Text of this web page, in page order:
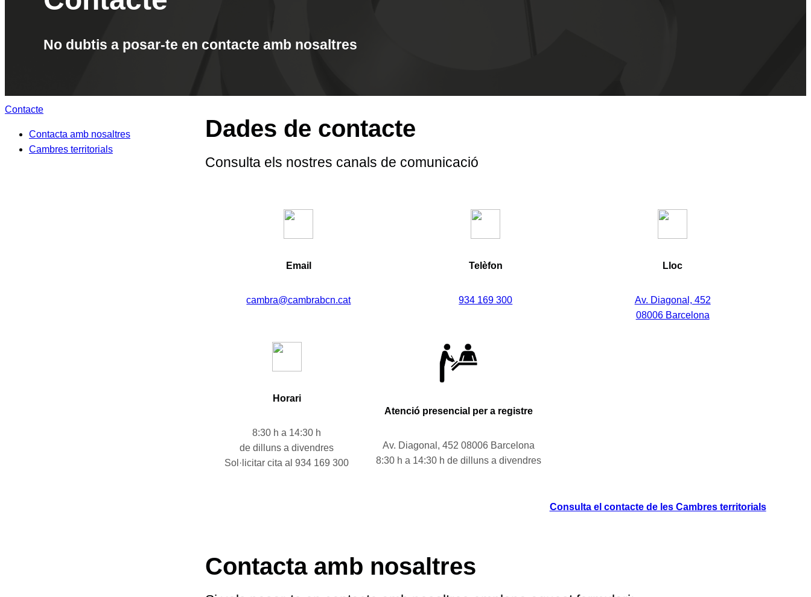
No dubtis a posar-te en contacte amb nosaltres
Contacte
Contacta amb nosaltres
Cambres territorials
Dades de contacte
Consulta els nostres canals de comunicació
Email
cambra@cambrabcn.cat
Telèfon
934 169 300
Lloc
Av. Diagonal, 452
08006 Barcelona
Horari
8:30 h a 14:30 h
de dilluns a divendres
Sol·licitar cita al 934 169 300
Atenció presencial per a registre
Av. Diagonal, 452 08006 Barcelona
8:30 h a 14:30 h de dilluns a divendres
Consulta el contacte de les Cambres territorials
Contacta amb nosaltres